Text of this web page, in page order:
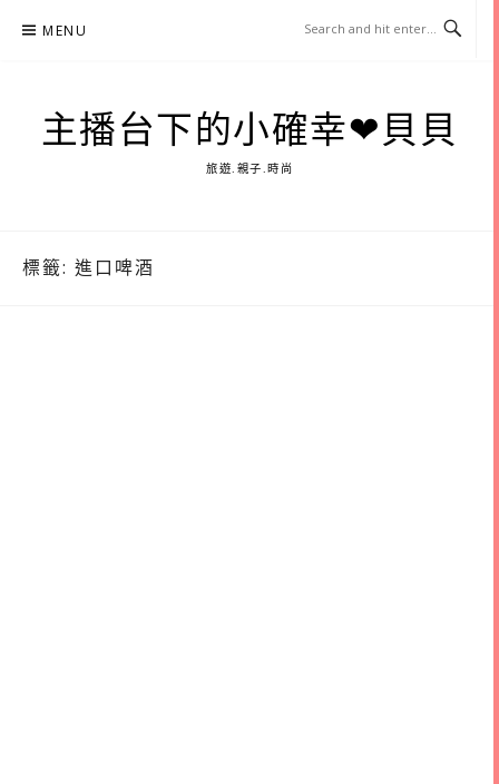
MENU
主播台下的小確幸❤貝貝
旅遊.親子.時尚
標籤: 進口啤酒